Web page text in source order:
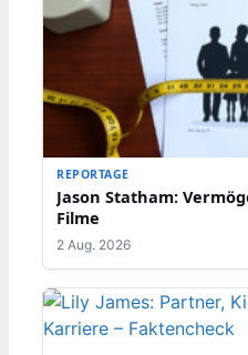
REPORTAGE
Jason Statham:
Filme
2 Aug. 2026